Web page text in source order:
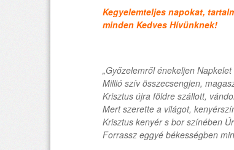
Kegyelemteljes napokat,
minden Kedves Hívünknek!
„Győzelemről énekeljen
Millió szív összecsengjen,
Krisztus újra földre szállott,
Mert szerette a világot,
Krisztus kenyér s bor színében
Forrassz eggyé békességben